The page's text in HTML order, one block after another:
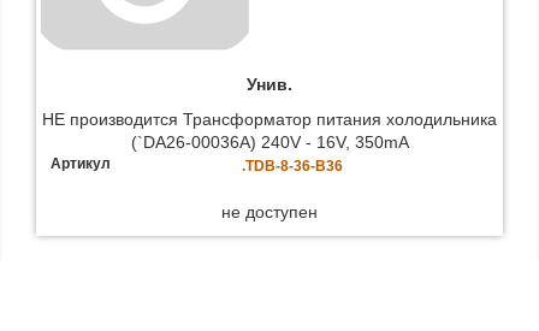
Унив.
НЕ производится Трансформатор питания холодильника
(`DA26-00036A) 240V - 16V, 350mA
Артикул .TDB-8-36-B36
не доступен